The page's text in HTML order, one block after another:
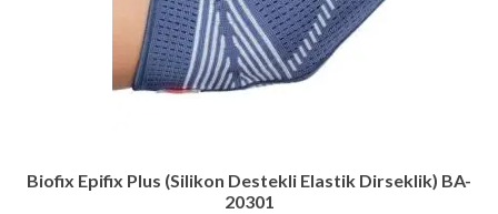
Biofix Epifix Plus (Silikon Destekli Elastik Dirseklik) BA-
20301